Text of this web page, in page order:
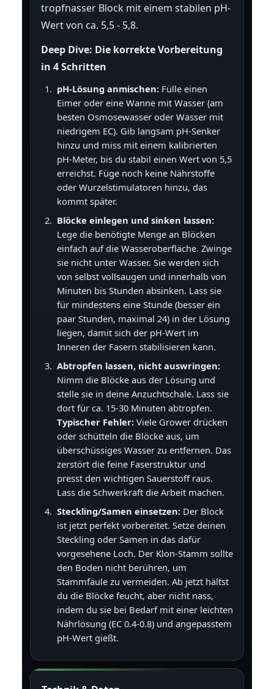
tropfnasser Block mit einem stabilen pH-
Wert von ca. 5,5 - 5,8.
Deep Dive: Die korrekte Vorbereitung
in 4 Schritten
pH-Lösung anmischen:Fülle einen
Eimer oder eine Wanne mit Wasser (am
besten Osmosewasser oder Wasser mit
niedrigem EC). Gib langsam pH-Senker
hinzu und miss mit einem kalibrierten
pH-Meter, bis du stabil einen Wert von 5,5
erreichst. Füge noch keine Nährstoffe
oder Wurzelstimulatoren hinzu, das
kommt später.
Blöcke einlegen und sinken lassen:
Lege die benötigte Menge an Blöcken
einfach auf die Wasseroberfläche. Zwinge
sie nicht unter Wasser. Sie werden sich
von selbst vollsaugen und innerhalb von
Minuten bis Stunden absinken. Lass sie
für mindestens eine Stunde (besser ein
paar Stunden, maximal 24) in der Lösung
liegen, damit sich der pH-Wert im
Inneren der Fasern stabilisieren kann.
Abtropfen lassen, nicht auswringen:
Nimm die Blöcke aus der Lösung und
stelle sie in deine Anzuchtschale. Lass sie
dort für ca. 15-30 Minuten abtropfen.
Typischer Fehler:Viele Grower drücken
oder schütteln die Blöcke aus, um
überschüssiges Wasser zu entfernen. Das
zerstört die feine Faserstruktur und
presst den wichtigen Sauerstoff raus.
Lass die Schwerkraft die Arbeit machen.
Steckling/Samen einsetzen:Der Block
ist jetzt perfekt vorbereitet. Setze deinen
Steckling oder Samen in das dafür
vorgesehene Loch. Der Klon-Stamm sollte
den Boden nicht berühren, um
Stammfäule zu vermeiden. Ab jetzt hältst
du die Blöcke feucht, aber nicht nass,
indem du sie bei Bedarf mit einer leichten
Nährlösung (EC 0.4-0.8) und angepasstem
pH-Wert gießt.